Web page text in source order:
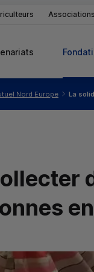
Associations
Nord Europe La